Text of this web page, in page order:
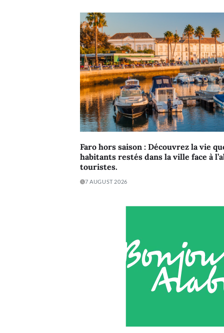
Faro hors saison : Découvrez la vie
habitants restés dans la ville face à
touristes.
7 AUGUST 2026